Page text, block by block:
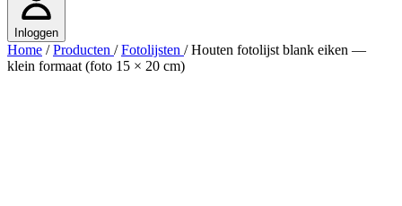
Inloggen
Home / Producten / Fotolijsten / Houten fotolijst blank eiken —
klein formaat (foto 15 × 20 cm)